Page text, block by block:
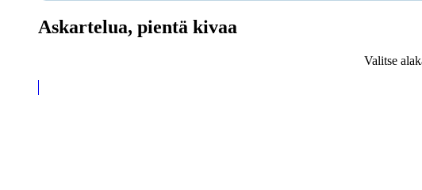
Askartelua, pientä kivaa
Valitse